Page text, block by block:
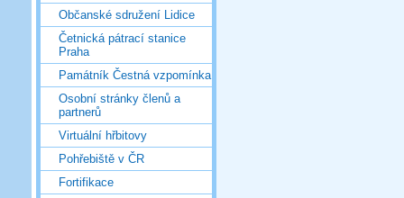
Občanské sdružení Lidice
Četnická pátrací stanice
Praha
Památník Čestná vzpomínka
Osobní stránky členů a
partnerů
Virtuální hřbitovy
Pohřebiště v ČR
Fortifikace